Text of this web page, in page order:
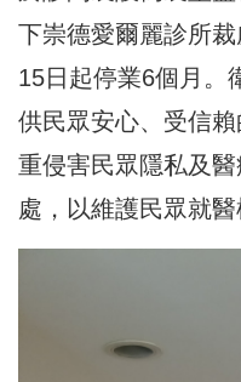
下崇德愛爾麗診所
15日起停業6個月。
供民眾安心、受信
重侵害民眾隱私及
處，以維護民眾就醫